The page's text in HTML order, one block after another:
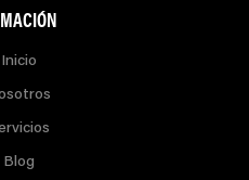
Inicio
Blog